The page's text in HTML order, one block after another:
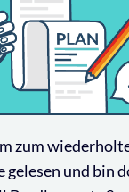
zum
gelesen und bin